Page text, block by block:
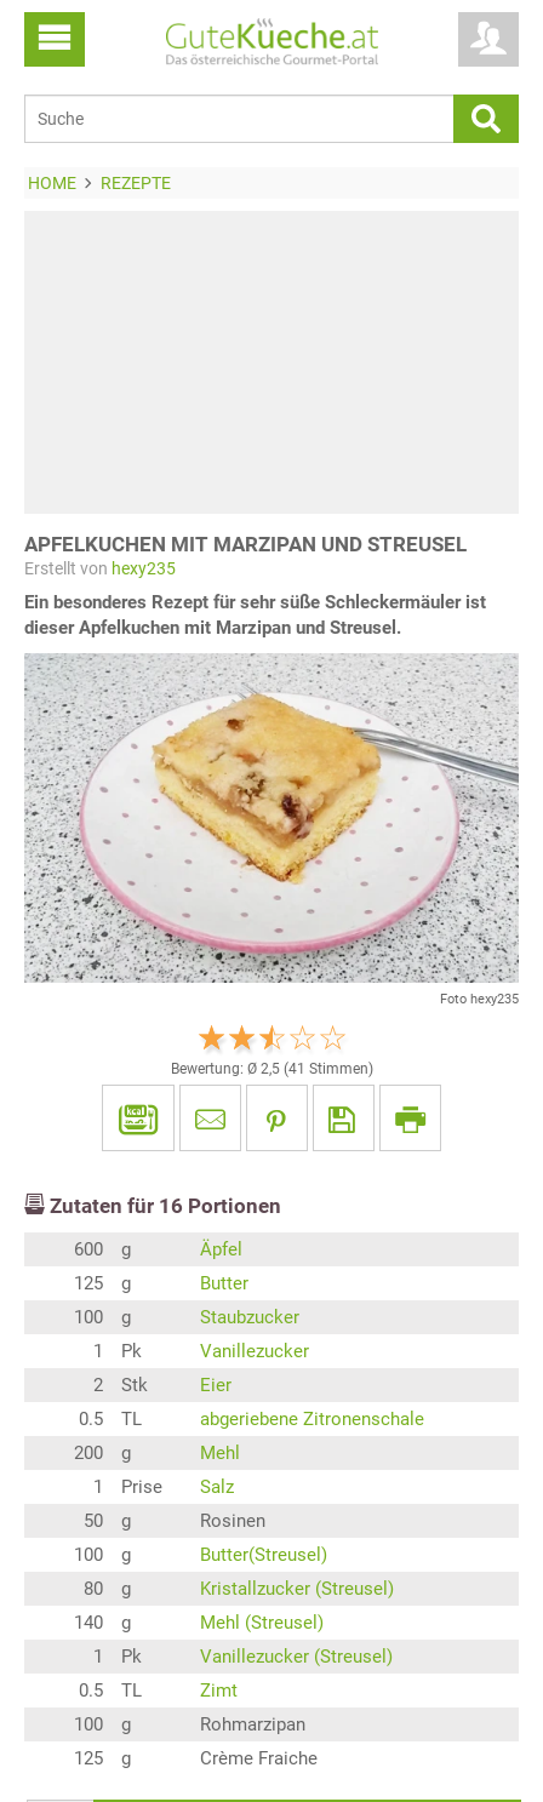
HOME REZEPTE
APFELKUCHEN MIT MARZIPAN UND STREUSEL
Erstellt von hexy235
Ein besonderes Rezept für sehr süße Schleckermäuler ist
dieser Apfelkuchen mit Marzipan und Streusel.
Foto hexy235
Bewertung: Ø 2,5(41 Stimmen)
Zutaten für 16 Portionen
600 g
Äpfel
125
g
Butter
100
g
Staubzucker
1
Pk
Vanillezucker
2
Stk
Eier
0.5
TL
abgeriebene Zitronenschale
200
g
Mehl
1
Prise
Salz
50
g
Rosinen
100
g
Butter(Streusel)
80
g
Kristallzucker (Streusel)
140
g
Mehl (Streusel)
1
Pk
Vanillezucker (Streusel)
0.5
TL
Zimt
100
g
Rohmarzipan
125
g Crème Fraiche